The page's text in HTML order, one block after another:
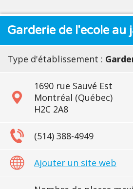
Garderie de l'ecole au
Type d'établissement :
1690 rue Sauvé Est
Montréal (Québec)
H2C 2A8
(514) 388-4949
Ajouter un site web